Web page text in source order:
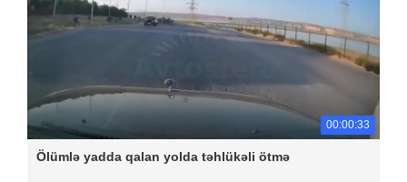
00:00:33
Ölümlə yadda qalan yolda təhlükəli ötmə